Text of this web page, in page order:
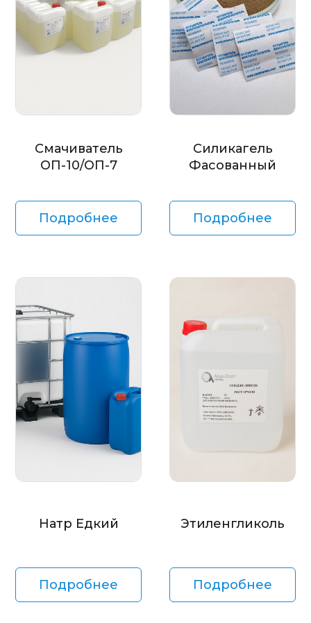
Смачиватель
ОП-10/ОП-7
Подробнее
Силикагель
Фасованный
Подробнее
Натр Едкий
Подробнее
Этиленгликоль
Подробнее